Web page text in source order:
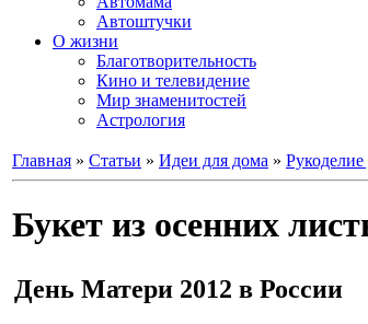
Автоштучки
О жизни
Благотворительность
Кино и телевидение
Мир знаменитостей
Астрология
Главная » Статьи » Идеи для дома » Рукоделие
Букет из осенних
День Матери 2012 в России